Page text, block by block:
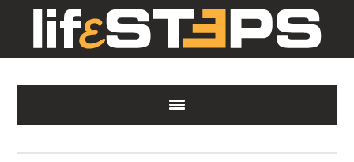
main
content
primary
sidebar
footer